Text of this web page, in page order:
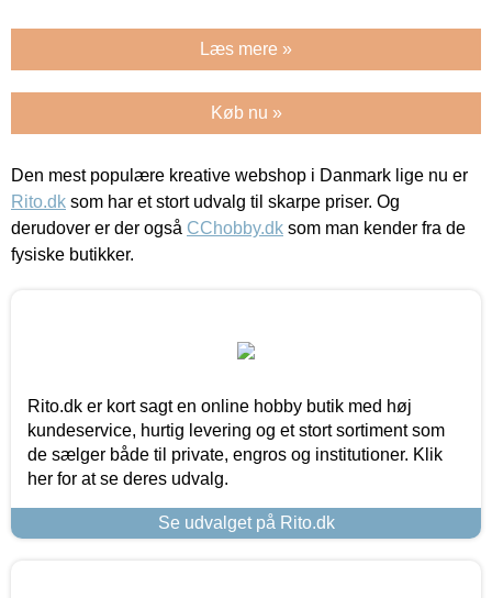
Læs mere »
Køb nu »
Den mest populære kreative webshop i Danmark lige nu er
Rito.dk som har et stort udvalg til skarpe priser. Og
derudover er der også CChobby.dk som man kender fra de
fysiske butikker.
Rito.dk er kort sagt en online hobby butik med høj
kundeservice, hurtig levering og et stort sortiment som
de sælger både til private, engros og institutioner. Klik
her for at se deres udvalg.
Se udvalget på Rito.dk